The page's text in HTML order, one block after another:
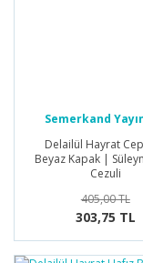
Semerkand
Delailül Hayrat
Beyaz Kapak |
Cezuli
405,00 TL
303,75 TL